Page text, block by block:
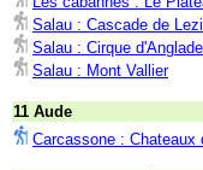
Salau : Cascade de
Salau : Cirque d'Anglade
Salau : Mont Vallier
11 Aude
Carcassone : Chateaux